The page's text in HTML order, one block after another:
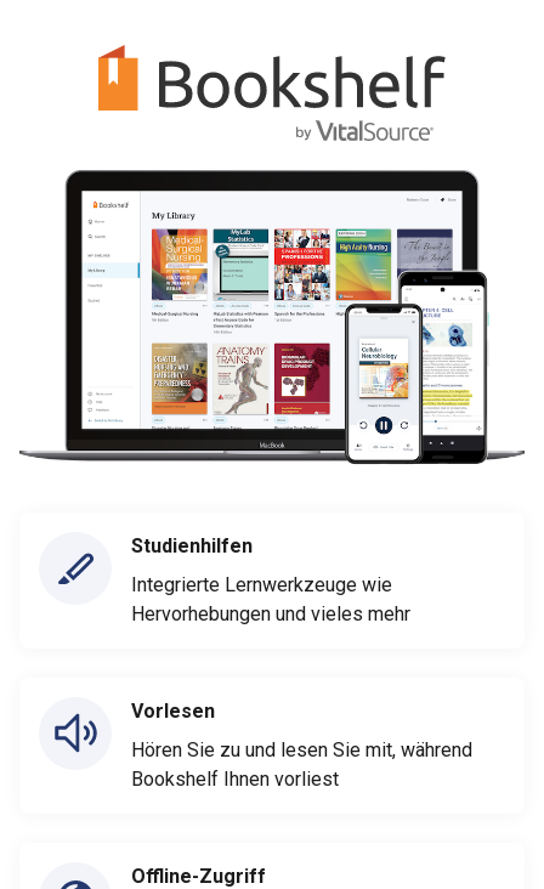
Studienhilfen
Integrierte Lernwerkzeuge wie
Hervorhebungen und vieles mehr
Vorlesen
Hören Sie zu und lesen Sie mit, während
Bookshelf Ihnen vorliest
Offline-Zugriff